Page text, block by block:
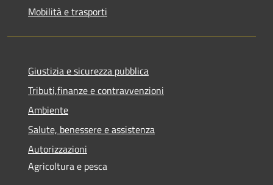
Mobilità e trasporti
Giustizia e sicurezza pubblica
Tributi,finanze e contravvenzioni
Ambiente
Salute, benessere e assistenza
Autorizzazioni
Agricoltura e pesca